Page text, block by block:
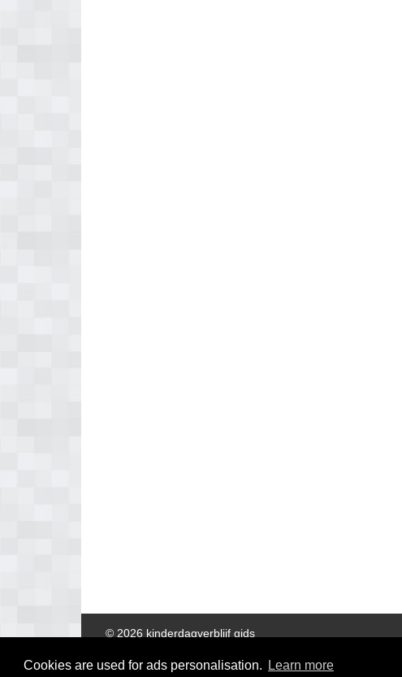
Cookies are used for ads personalisation. Learn more
© 2026 kinderdagverblijf gids